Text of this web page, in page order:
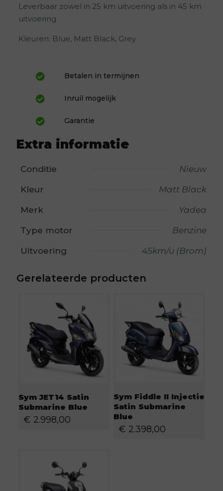
Leverbaar zowel in 25 km uitvoering als in 45 km
uitvoering
Kleuren: Blue, Matt Black, Grey
Betalen in termijnen
Inruil mogelijk
Garantie
Extra informatie
Conditie Nieuw
Kleur Matt Black
Merk Yadea
Type motor Benzine
Uitvoering 45km/u (Brom)
Gerelateerde producten
Sym JET14 Satin
Submarine Blue
€ 2.998,00
Sym Fiddle II Injectie
Satin Submarine
Blue
€ 2.398,00